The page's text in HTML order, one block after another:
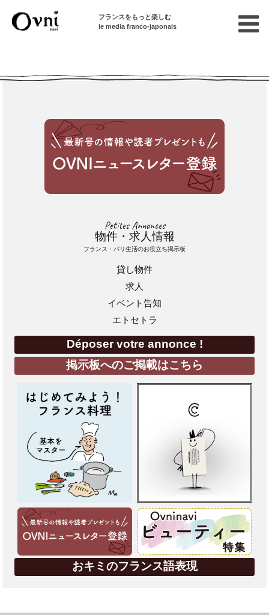
フランスをもっと楽しむ
le media franco-japonais
Petites Annonces
物件・求人情報
フランス・パリ生活のお役立ち掲示板
貸し物件
求人
イベント告知
エトセトラ
Déposer votre annonce !
掲示板へのご掲載はこちら
おキミのフランス語表現